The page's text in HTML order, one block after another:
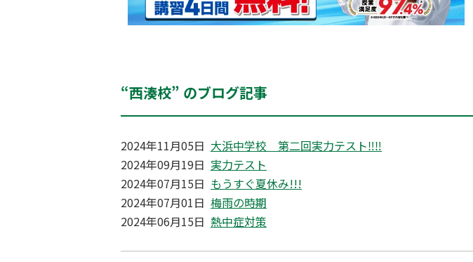
“西湊校” のブログ記事
2024年11月05日 大浜中学校 第二回実力テスト‼‼
2024年09月19日 実力テスト
2024年07月15日 もうすぐ夏休み!!!
2024年07月01日 梅雨の時期
2024年06月15日 熱中症対策